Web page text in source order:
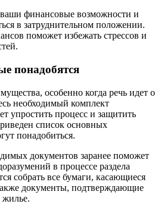
финансовые возможности и
в затруднительном положении.
поможет избежать стрессов и
понадобятся
особенно когда речь идет о
необходимый комплект
упростить процесс и защитить
список основных
понадобиться.
документов заранее поможет
в процессе раздела
собрать все бумаги, касающиеся
документы, подтверждающие
жилье.